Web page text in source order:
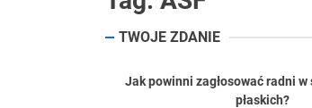
TWOJE ZDANIE
Jak powinni zagłosować radni w
płaskich?